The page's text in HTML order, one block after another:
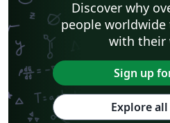
Discover why
people
with their
Sign up
Explore